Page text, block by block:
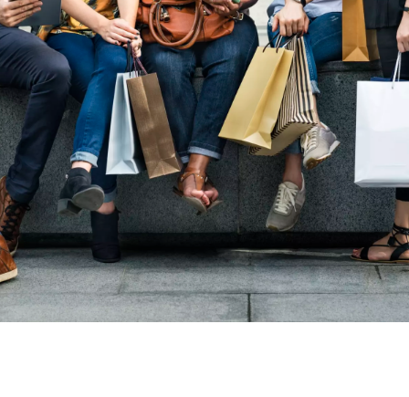
Lista sklepów